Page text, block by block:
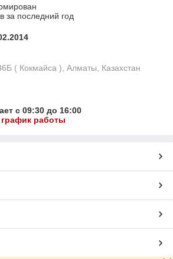
за последний год
( Кокмайса ), Алматы, Казахстан
с 09:30 до 16:00
график работы